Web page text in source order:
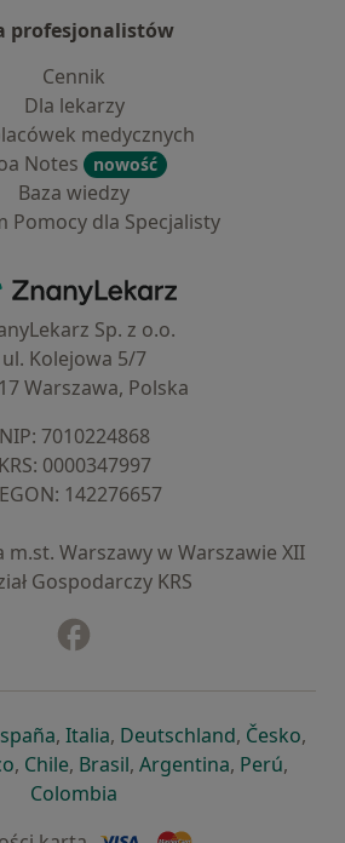
profesjonalistów
Cennik
Dla lekarzy
medycznych
Notes
nowość
Baza wiedzy
Pomocy dla Specjalisty
ZnanyLekarz - Strona główna
Sp. z o.o.
ul. Kolejowa 5/7
Warszawa, Polska
NIP: ⁠7010224868
KRS: ⁠0000347997
⁠142276657
m.st. Warszawy w Warszawie XII
Gospodarczy KRS
w nowej karcie
się w nowej karcie
otwiera się w nowej karcie
, Italiaotwiera się w nowej
, Deutschlandotwiera się
, Česko,
się w nowej karcie
otwiera się w nowej karcie
, Chileotwiera się w nowej karcie
, Brasilotwiera się w nowej
, Argentinaotwiera się
, Perú,
Colombia